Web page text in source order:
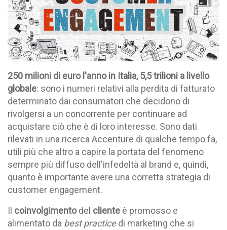
250 milioni di euro l'anno in Italia, 5,5 trilioni a livello
globale: sono i numeri relativi alla perdita di fatturato
determinato dai consumatori che decidono di
rivolgersi a un concorrente per continuare ad
acquistare ciò che è di loro interesse. Sono dati
rilevati in una ricercaAccenture di qualche tempo fa,
utili più che altro a capire la portata del fenomeno
sempre più diffuso dell'infedeltà al brand e, quindi,
quanto è importante avere una corretta strategia di
customer engagement.
Il coinvolgimentodel cliente è promosso e
alimentato da best practicedi marketing che si